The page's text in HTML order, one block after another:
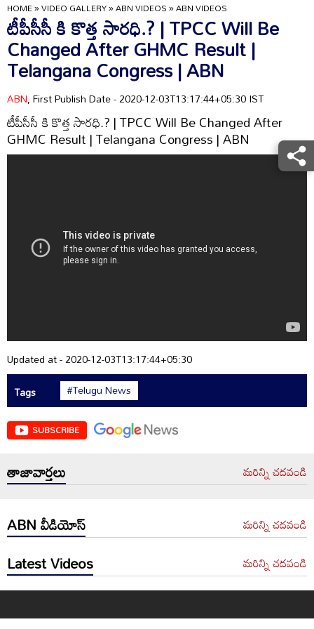
HOME»VIDEO GALLERY»ABN VIDEOS»ABN VIDEOS
టీపీసీసీ కి కొత్త సారధి.? | TPCC Will Be
Changed After GHMC Result |
Telangana Congress | ABN
ABN, First Publish Date - 2020-12-03T13:17:44+05:30 IST
టీపీసీసీ కి కొత్త సారధి.? | TPCC Will Be Changed After
GHMC Result | Telangana Congress | ABN
Updated at - 2020-12-03T13:17:44+05:30
Tags
#Telugu News
SUBSCRIBE
తాజావార్తలు మరిన్ని చదవండి
ABN వీడియోస్ మరిన్ని చదవండి
Latest Videos మరిన్ని చదవండి